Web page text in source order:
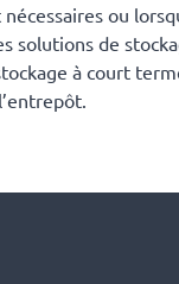
ou
solutions de
à court